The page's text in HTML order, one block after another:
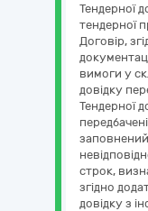
Тендерної
тендерної
Договір,
вимоги у
довідку
Тендерної
строк,
згідно
довідку з